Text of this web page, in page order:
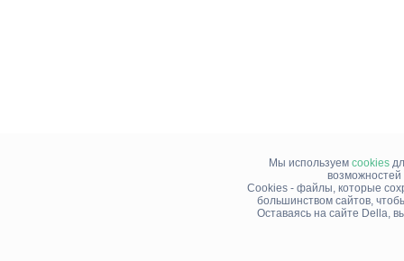
Мы используем cookies
Cookies - файлы, которые
большинством сайтов,
Оставаясь на сайте Della,